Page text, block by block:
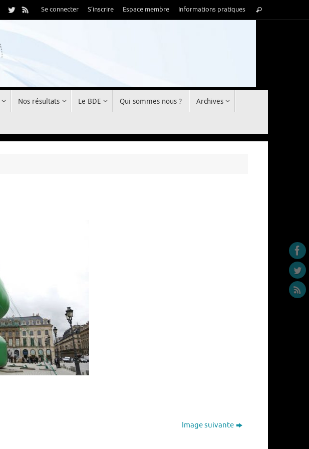
Se connecter S’inscrire Espace membre Informations pratiques
pour
Rechercher
Nos résultats Le BDE Qui sommes nous ? Archives
Image suivante